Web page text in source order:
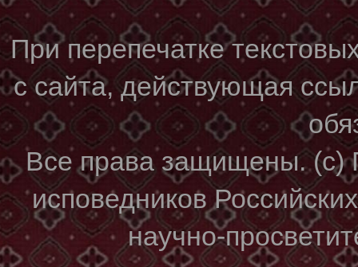
При перепечатке
с сайта, действующая
Все права защищены. (с)
исповедников
научно-